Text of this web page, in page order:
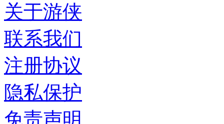
关于游侠
联系我们
注册协议
隐私保护
免责声明